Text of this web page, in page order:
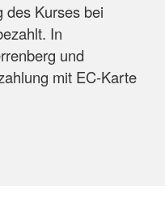
des Kurses bei
In
und
mit EC-Karte